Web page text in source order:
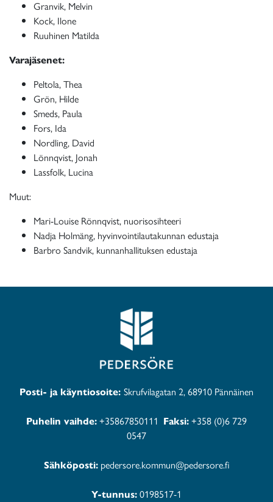
Granvik, Melvin
Kock, Ilone
Ruuhinen Matilda
Varajäsenet:
Peltola, Thea
Grön, Hilde
Smeds, Paula
Fors, Ida
Nordling, David
Lönnqvist, Jonah
Lassfolk, Lucina
Muut:
Mari-Louise Rönnqvist, nuorisosihteeri
Nadja Holmäng, hyvinvointilautakunnan edustaja
Barbro Sandvik, kunnanhallituksen edustaja
Posti- ja käyntiosoite: Skrufvilagatan 2, 68910 Pännäinen
Puhelin vaihde:+35867850111 Faksi:+358 (0)6 729
0547
Sähköposti: pedersore.kommun@pedersore.fi
Y-tunnus:0198517-1